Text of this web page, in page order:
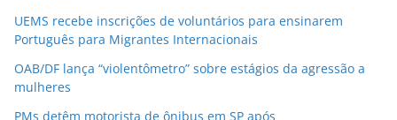
UEMS recebe inscrições de voluntários para ensinarem
Português para Migrantes Internacionais
OAB/DF lança “violentômetro” sobre estágios da agressão a
mulheres
PMs detêm motorista de ônibus em SP após